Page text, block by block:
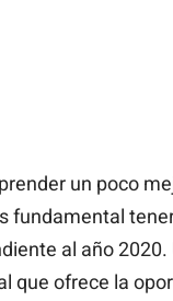
un poco
fundamental
al año
que ofrece la